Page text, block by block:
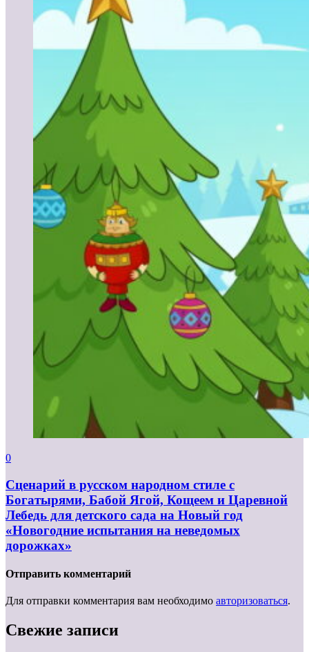
0
Сценарий в русском народном стиле с
Богатырями, Бабой Ягой, Кощеем и Царевной
Лебедь для детского сада на Новый год
«Новогодние испытания на неведомых
дорожках»
Отправить комментарий
Для отправки комментария вам необходимо авторизоваться.
Свежие записи